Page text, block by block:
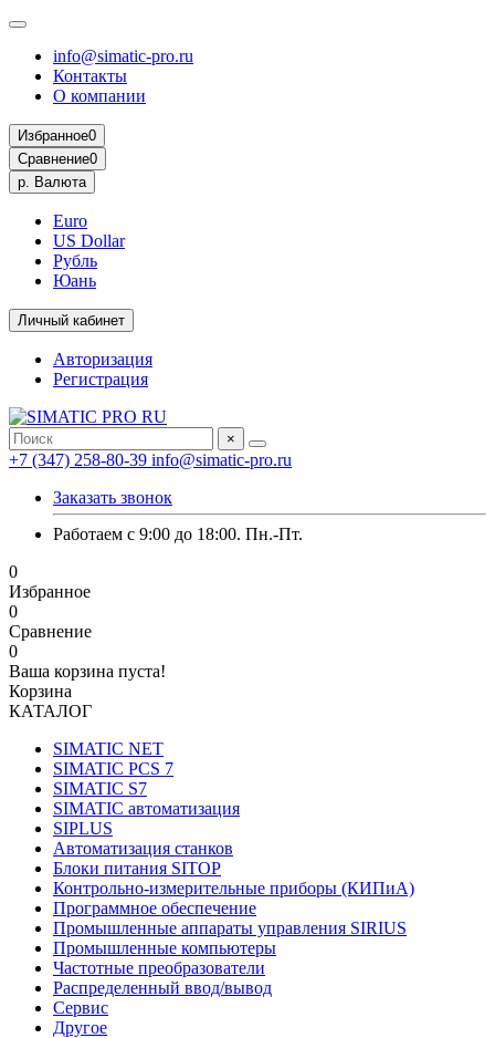
info@simatic-pro.ru
Контакты
О компании
Избранное0
Сравнение0
р. Валюта
Euro
US Dollar
Рубль
Юань
Личный кабинет
Авторизация
Регистрация
×
+7 (347) 258-80-39 info@simatic-pro.ru
Заказать звонок
Работаем с 9:00 до 18:00. Пн.-Пт.
0
Избранное
0
Сравнение
0
Ваша корзина пуста!
Корзина
КАТАЛОГ
SIMATIC NET
SIMATIC PCS 7
SIMATIC S7
SIMATIC автоматизация
SIPLUS
Автоматизация станков
Блоки питания SITOP
Контрольно-измерительные приборы (КИПиА)
Программное обеспечение
Промышленные аппараты управления SIRIUS
Промышленные компьютеры
Частотные преобразователи
Распределенный ввод/вывод
Сервис
Другое